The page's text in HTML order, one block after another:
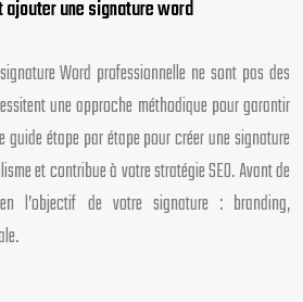
ajouter une signature word
Word professionnelle ne sont pas des
une approche méthodique pour garantir
étape par étape pour créer une signature
et contribue à votre stratégie SEO. Avant de
l’objectif de votre signature : branding,